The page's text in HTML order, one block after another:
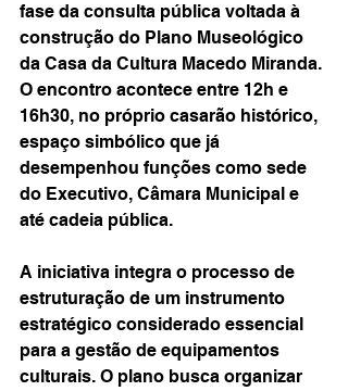
fase da consulta pública voltada à
construção do Plano Museológico
da Casa da Cultura Macedo Miranda.
O encontro acontece entre 12h e
16h30, no próprio casarão histórico,
espaço simbólico que já
desempenhou funções como sede
do Executivo, Câmara Municipal e
até cadeia pública.
A iniciativa integra o processo de
estruturação de um instrumento
estratégico considerado essencial
para a gestão de equipamentos
culturais. O plano busca organizar